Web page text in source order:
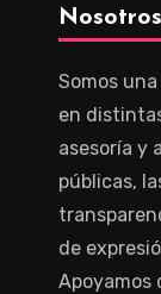
Nosotros
Somos
en
asesoría y
públicas,
de
Apoyamos